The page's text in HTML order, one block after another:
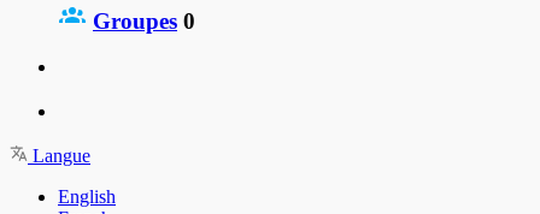
Groupes 0
Langue
English